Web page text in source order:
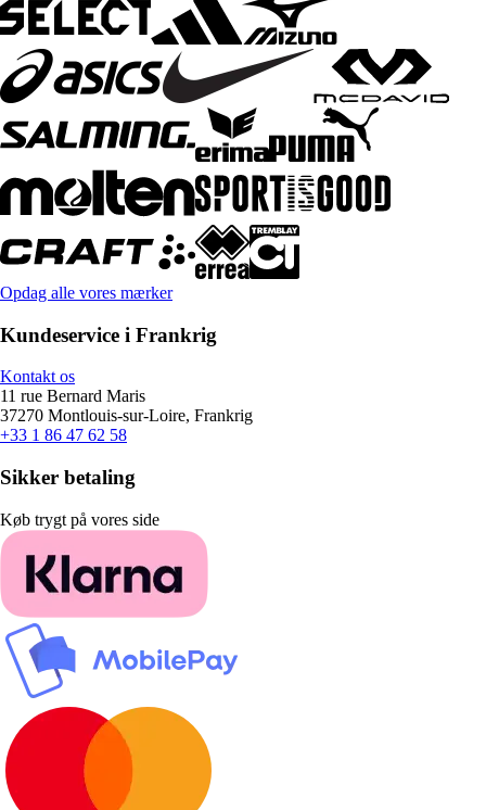
Opdag alle vores mærker
Kundeservice i Frankrig
Kontakt os
11 rue Bernard Maris
37270 Montlouis-sur-Loire, Frankrig
+33 1 86 47 62 58
Sikker betaling
Køb trygt på vores side